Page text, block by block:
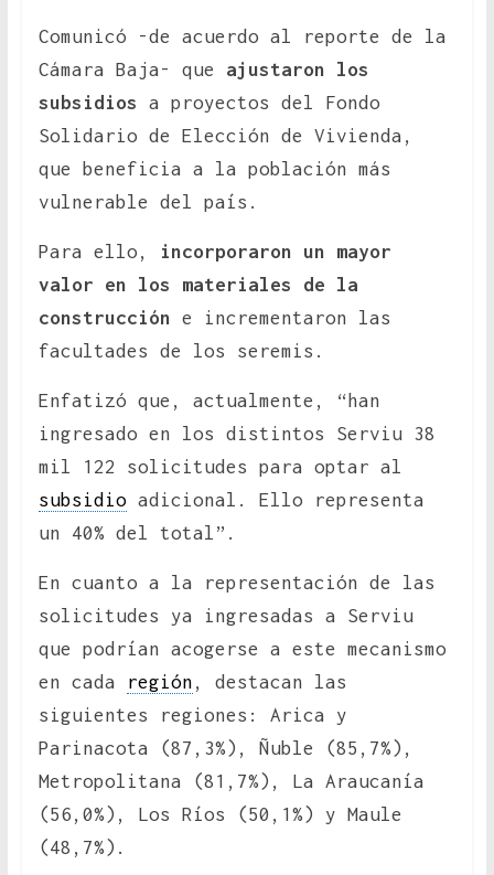
Comunicó -de acuerdo al reporte de la
Cámara Baja- que ajustaron los
subsidios a proyectos del Fondo
Solidario de Elección de Vivienda,
que beneficia a la población más
vulnerable del país.
Para ello,
incorporaron un mayor
valor en los materiales de la
construcción e incrementaron las
facultades de los seremis.
Enfatizó que, actualmente, “han
ingresado en los distintos Serviu 38
mil 122 solicitudes para optar al
subsidioadicional. Ello representa
un 40% del total”.
En cuanto a la representación de las
solicitudes ya ingresadas a Serviu
que podrían acogerse a este mecanismo
en cada
región , destacan las
siguientes regiones: Arica y
Parinacota (87,3%), Ñuble (85,7%),
Metropolitana (81,7%), La Araucanía
(56,0%), Los Ríos (50,1%) y Maule
(48,7%).